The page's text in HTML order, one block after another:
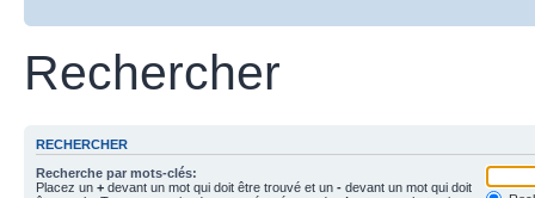
Rechercher
RECHERCHER
Recherche par mots-clés:
Placez un + devant un mot qui doit être trouvé et un - devant un mot qui doit